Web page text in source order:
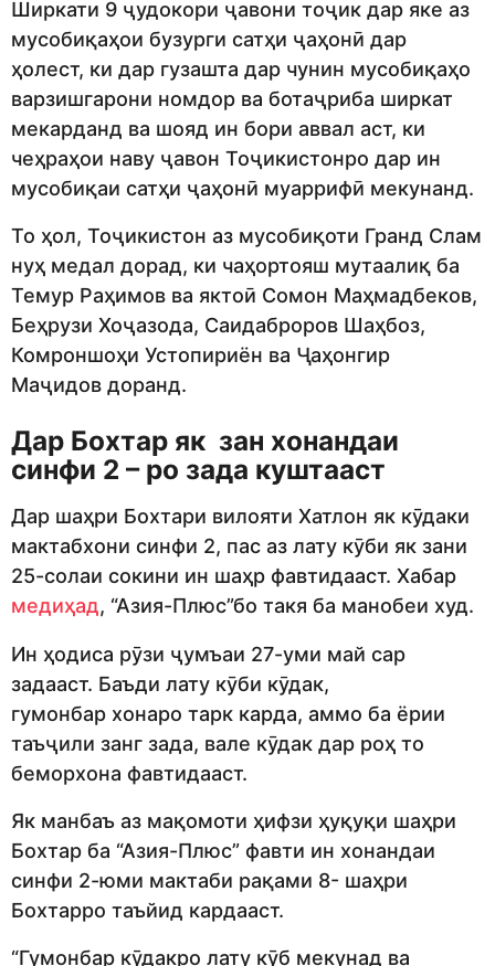
Ширкати 9 ҷудокори ҷавони тоҷик дар яке аз
мусобиқаҳои бузурги сатҳи ҷаҳонӣ дар
ҳолест, ки дар гузашта дар чунин мусобиқаҳо
варзишгарони номдор ва ботаҷриба ширкат
мекарданд ва шояд ин бори аввал аст, ки
чеҳраҳои наву ҷавон Тоҷикистонро дар ин
мусобиқаи сатҳи ҷаҳонӣ муаррифӣ мекунанд.
То ҳол, Тоҷикистон аз мусобиқоти Гранд Слам
нуҳ медал дорад, ки чаҳортояш мутаалиқ ба
Темур Раҳимов ва яктоӣ Сомон Маҳмадбеков,
Беҳрузи Хоҷазода, Саидаброров Шаҳбоз,
Комроншоҳи Устопириён ва Ҷаҳонгир
Маҷидов доранд.
Дар Бохтар як зан хонандаи
синфи 2 – ро зада куштааст
Дар шаҳри Бохтари вилояти Хатлон як кӯдаки
мактабхони синфи 2, пас аз лату кӯби як зани
25-солаи сокини ин шаҳр фавтидааст. Хабар
медиҳад, “Азия-Плюс”бо такя ба манобеи худ.
Ин ҳодиса рӯзи ҷумъаи 27-уми май сар
задааст. Баъди лату кӯби кӯдак,
гумонбар хонаро тарк карда, аммо ба ёрии
таъҷили занг зада, вале кӯдак дар роҳ то
беморхона фавтидааст.
Як манбаъ аз мақомоти ҳифзи ҳуқуқи шаҳри
Бохтар ба “Азия-Плюс” фавти ин хонандаи
синфи 2-юми мактаби рақами 8- шаҳри
Бохтарро таъйид кардааст.
“Гумонбар кӯдакро лату кӯб мекунад ва